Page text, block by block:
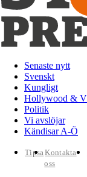
Senaste nytt
Svenskt
Kungligt
Hollywood &
Politik
Vi avslöjar
Kändisar A-Ö
TipsaKontakta
oss